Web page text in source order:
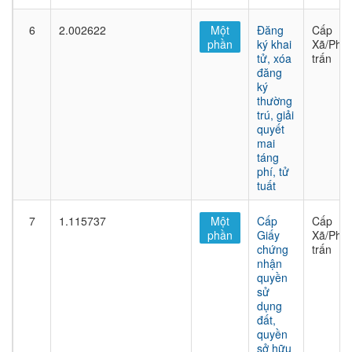
6 2.002622
Một
phần
Đăng
ký khai
tử, xóa
đăng
ký
thường
trú, giải
quyết
mai
táng
phí, tử
tuất
Cấp
Xã/
trấn
7 1.115737
Một
phần
Cấp
Giấy
chứng
nhận
quyền
sử
dụng
đất,
quyền
sở hữu
Cấp
Xã/
trấn